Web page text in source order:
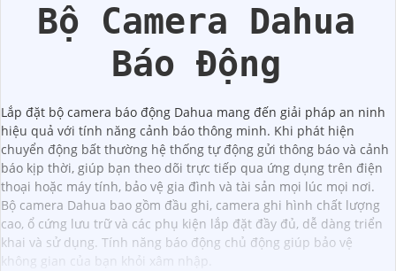
Bộ Camera Dahua
Báo Động
Lắp đặt bộ camera báo động Dahua mang đến giải pháp an ninh
hiệu quả với tính năng cảnh báo thông minh. Khi phát hiện
chuyển động bất thường hệ thống tự động gửi thông báo và cảnh
báo kịp thời, giúp bạn theo dõi trực tiếp qua ứng dụng trên điện
thoại hoặc máy tính, bảo vệ gia đình và tài sản mọi lúc mọi nơi.
Bộ camera Dahua bao gồm đầu ghi, camera ghi hình chất lượng
cao, ổ cứng lưu trữ và các phụ kiện lắp đặt đầy đủ, dễ dàng triển
khai và sử dụng. Tính năng báo động chủ động giúp bảo vệ
không gian của bạn khỏi xâm nhập.